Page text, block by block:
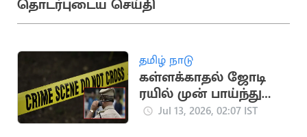
தொடர்புடைய செய்தி
தமிழ் நாடு
கள்ளக்காதல் ஜோடி
ரயில் முன் பாய்ந்து
தற்கொலை: சோகம்
Jul 13, 2026, 02:07 IST